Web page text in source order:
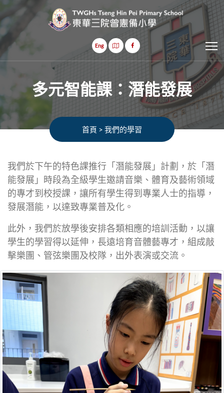
Eng
多元智能課：潛能發展
首頁 > 我們的學習
我們於下午的特色課推行「潛能發展」計劃，於「潛
能發展」時段為全級學生邀請音樂、體育及藝術領域
的專才到校授課，讓所有學生得到專業人士的指導，
發展潛能，以達致專業普及化。
此外，我們於放學後安排各類相應的培訓活動，以讓
學生的學習得以延伸，長遠培育音體藝專才，組成敲
擊樂團、管弦樂團及校隊，出外表演或交流。